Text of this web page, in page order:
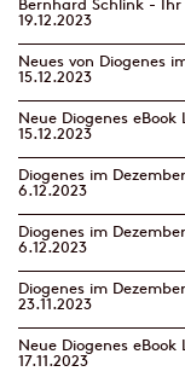
19.12.2023
Neues von Diogenes
15.12.2023
Neue Diogenes eBook
15.12.2023
Diogenes im
6.12.2023
Diogenes im
6.12.2023
Diogenes im
23.11.2023
Neue Diogenes eBook
17.11.2023